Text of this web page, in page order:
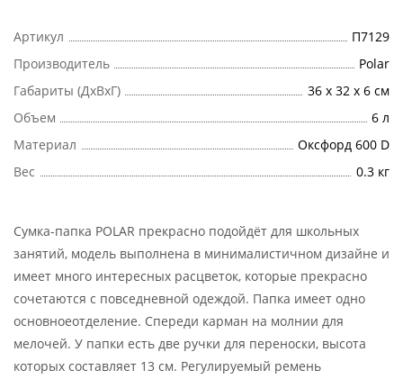
Артикул
П7129
Производитель
Polar
Габариты (ДхВхГ)
36 х 32 х 6 см
Объем
6 л
Материал
Оксфорд 600 D
Вес
0.3 кг
Сумка-папка POLAR прекрасно подойдёт для школьных
занятий, модель выполнена в минималистичном дизайне и
имеет много интересных расцветок, которые прекрасно
сочетаются с повседневной одеждой. Папка имеет одно
основноеотделение. Спереди карман на молнии для
мелочей. У папки есть две ручки для переноски, высота
которых составляет 13 см. Регулируемый ремень